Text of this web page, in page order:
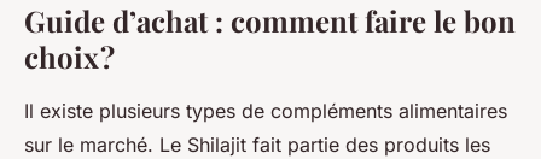
Guide d’achat : comment faire le bon
choix ?
Il existe plusieurs types de compléments alimentaires
sur le marché. Le Shilajit fait partie des produits les